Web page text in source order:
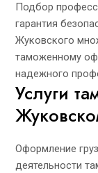
Подбор
гарантия
Жуковского
таможенному
надежного
Услуги
Оформление
деятельности